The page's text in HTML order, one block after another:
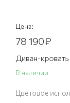
Цена:
78 190₽
Диван-
В наличии
Цветовое